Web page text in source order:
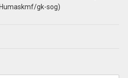
gk-sog)